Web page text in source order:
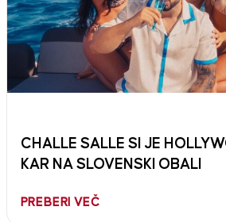
CHALLE SALLE SI JE
KAR NA SLOVENSKI OBALI
PREBERI VEČ